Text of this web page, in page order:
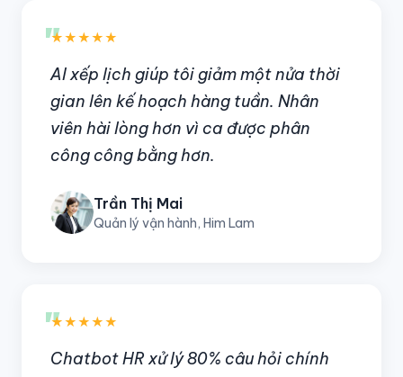
"
★★★★★
AI xếp lịch giúp tôi giảm một nửa thời
gian lên kế hoạch hàng tuần. Nhân
viên hài lòng hơn vì ca được phân
công công bằng hơn.
Trần Thị Mai
Quản lý vận hành, Him Lam
"
★★★★★
Chatbot HR xử lý 80% câu hỏi chính